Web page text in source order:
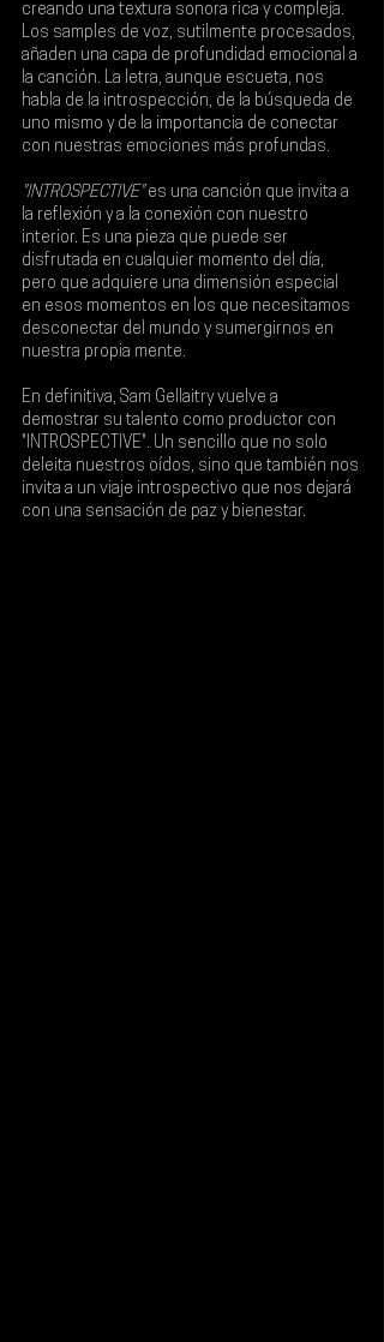
creando una textura sonora rica y compleja.
Los samples de voz, sutilmente procesados,
añaden una capa de profundidad emocional a
la canción. La letra, aunque escueta, nos
habla de la introspección, de la búsqueda de
uno mismo y de la importancia de conectar
con nuestras emociones más profundas.
"INTROSPECTIVE" es una canción que invita a
la reflexión y a la conexión con nuestro
interior. Es una pieza que puede ser
disfrutada en cualquier momento del día,
pero que adquiere una dimensión especial
en esos momentos en los que necesitamos
desconectar del mundo y sumergirnos en
nuestra propia mente.
En definitiva, Sam Gellaitry vuelve a
demostrar su talento como productor con
"INTROSPECTIVE". Un sencillo que no solo
deleita nuestros oídos, sino que también nos
invita a un viaje introspectivo que nos dejará
con una sensación de paz y bienestar.